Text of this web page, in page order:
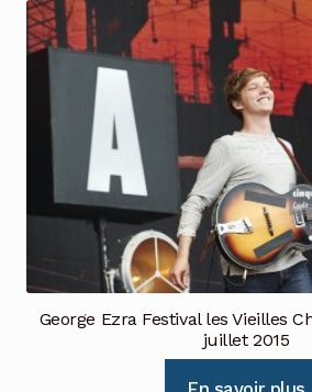
George Ezra Festival les Vieilles
juillet 2015